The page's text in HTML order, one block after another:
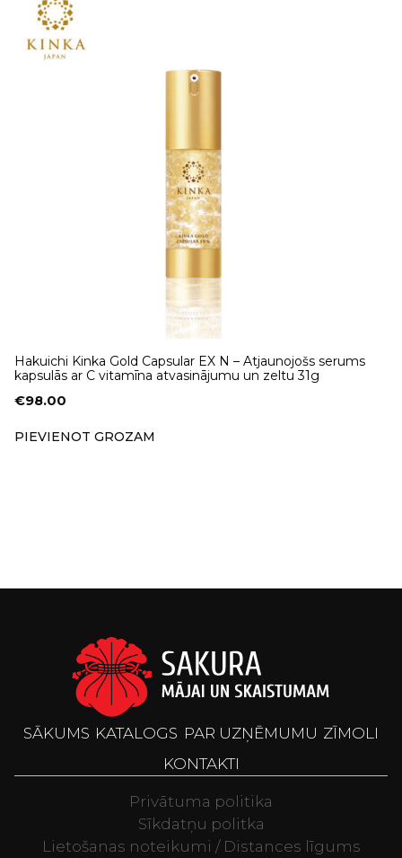
Hakuichi Kinka Gold Capsular EX N – Atjaunojošs serums
kapsulās ar C vitamīna atvasinājumu un zeltu 31g
€98.00
PIEVIENOT GROZAM
SĀKUMS KATALOGS PAR UZŅĒMUMU ZĪMOLI
KONTAKTI
Privātuma politika
Sīkdatņu politka
Lietošanas noteikumi / Distances līgums